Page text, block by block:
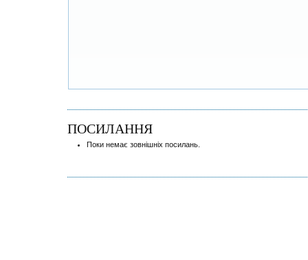
ПОСИЛАННЯ
Поки немає зовнішніх посилань.